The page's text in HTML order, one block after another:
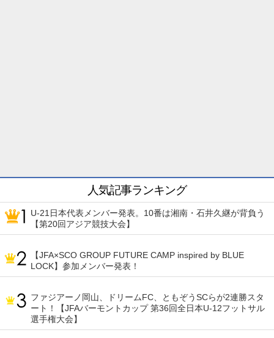
人気記事ランキング
U-21日本代表メンバー発表。10番は湘南・石井久継が背負う
【第20回アジア競技大会】
【JFA×SCO GROUP FUTURE CAMP inspired by BLUE
LOCK】参加メンバー発表！
ファジアーノ岡山、ドリームFC、ともぞうSCらが2連勝スタ
ート！【JFAバーモントカップ 第36回全日本U-12フットサル
選手権大会】